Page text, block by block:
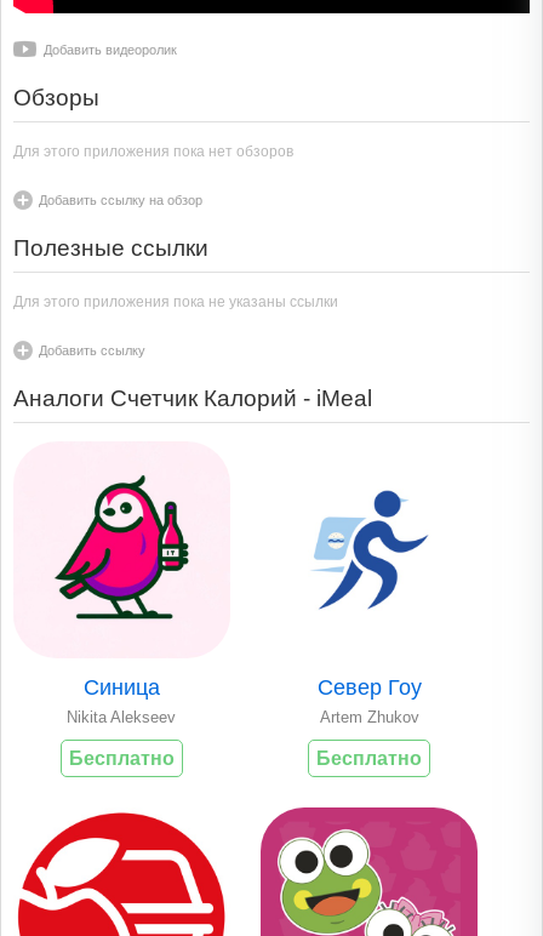
Добавить видеоролик
Обзоры
Для этого приложения пока нет обзоров
Добавить ссылку на обзор
Полезные ссылки
Для этого приложения пока не указаны ссылки
Добавить ссылку
Аналоги Счетчик Калорий - iMeal
Синица
Nikita Alekseev
Бесплатно
Север Гоу
Artem Zhukov
Бесплатно